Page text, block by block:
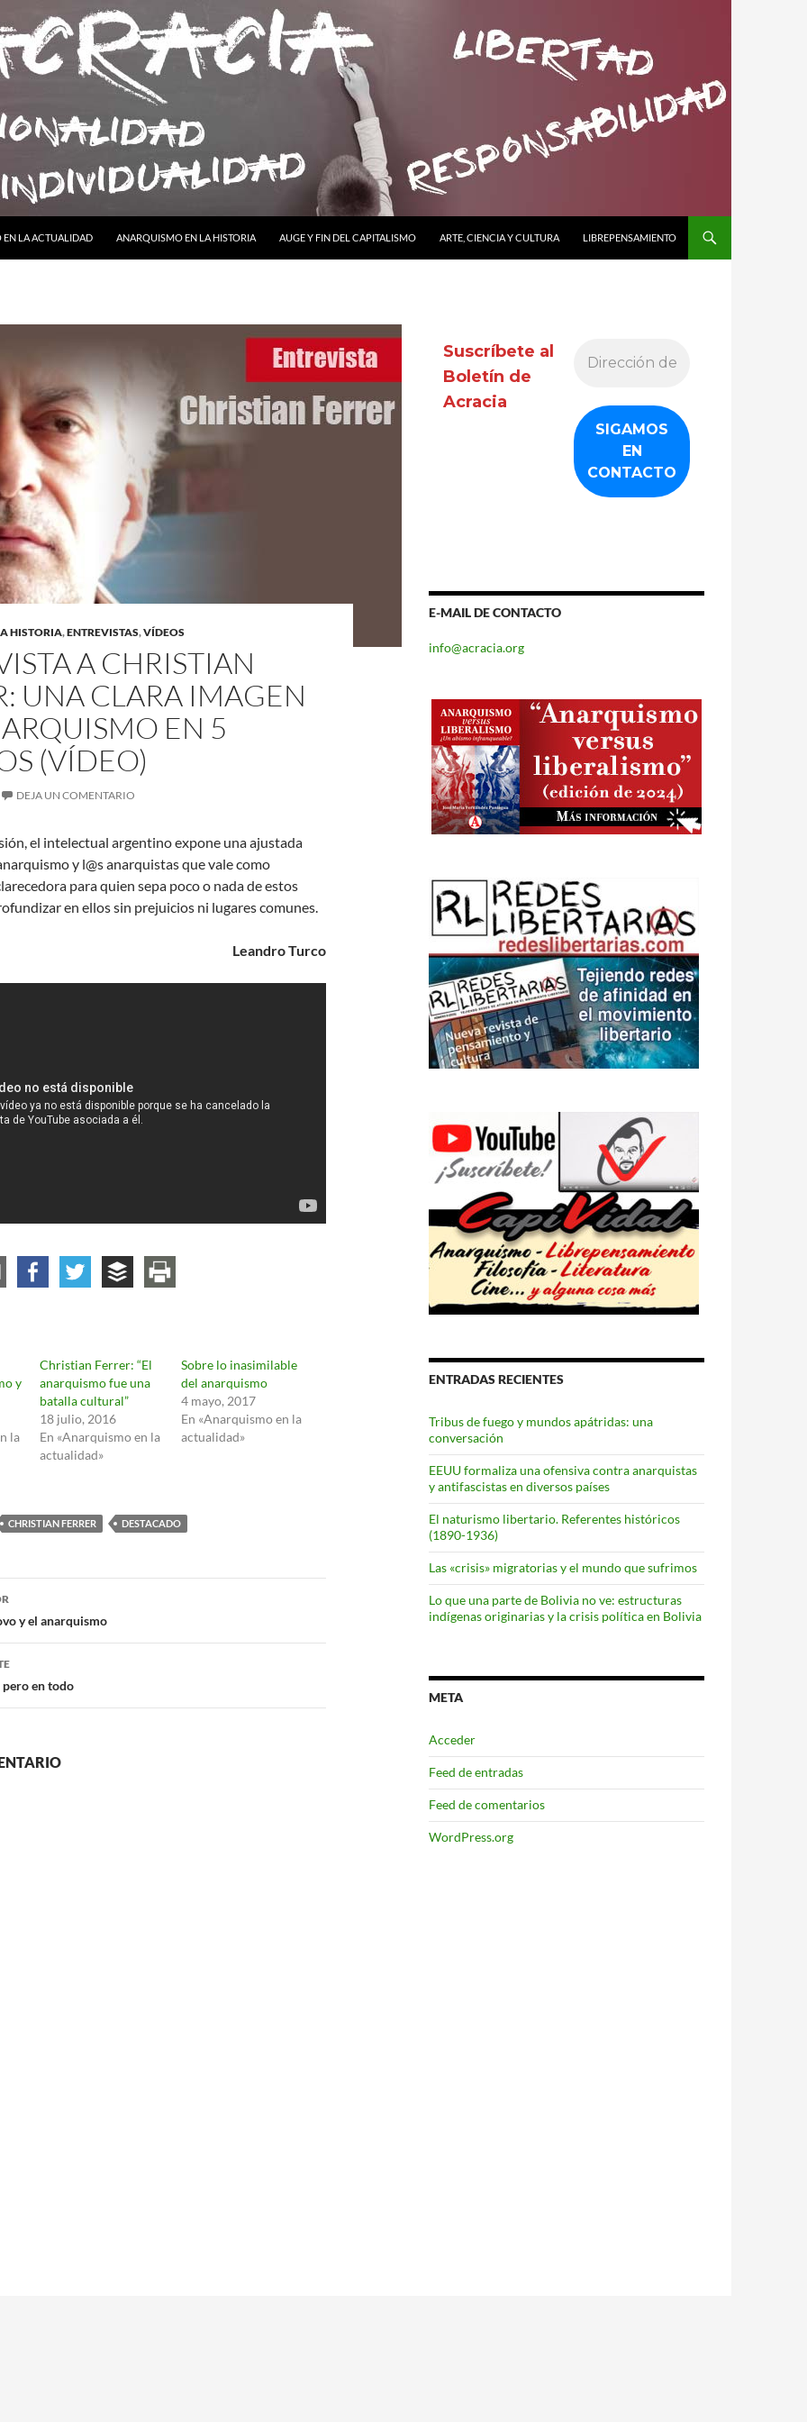
LA ACTUALIDAD
ANARQUISMO EN LA HISTORIA AUGE Y FIN DEL CAPITALISMO ARTE, CIENCIA Y CULTURA LIBREPENSAMIENTO
HISTORIA,ENTREVISTAS,VÍDEOS
A CHRISTIAN
UNA CLARA IMAGEN
EN 5
(VÍDEO)
DEJA UN COMENTARIO
el intelectual argentino expone una ajustada
y l@s anarquistas que vale como
para quien sepa poco o nada de estos
en ellos sin prejuicios ni lugares comunes.
Leandro Turco
y
la
Christian Ferrer: “El
anarquismo fue una
batalla cultural”
18 julio, 2016
En «Anarquismo en la
actualidad»
Sobre lo inasimilable
del anarquismo
4 mayo, 2017
En «Anarquismo en la
actualidad»
CHRISTIAN FERRER DESTACADO
y el anarquismo
pero en todo
Suscríbete al
Boletín de
Acracia
E-MAIL DE CONTACTO
info@acracia.org
ENTRADAS RECIENTES
Tribus de fuego y mundos apátridas: una
conversación
EEUU formaliza una ofensiva contra anarquistas
y antifascistas en diversos países
El naturismo libertario. Referentes históricos
(1890-1936)
Las «crisis» migratorias y el mundo que sufrimos
Lo que una parte de Bolivia no ve: estructuras
indígenas originarias y la crisis política en Bolivia
META
Acceder
Feed de entradas
Feed de comentarios
WordPress.org